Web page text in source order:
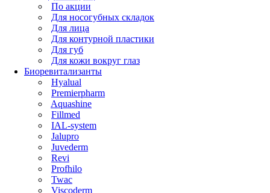
По акции
Для носогубных складок
Для лица
Для контурной пластики
Для губ
Для кожи вокруг глаз
Биоревитализанты
Hyalual
Premierpharm
Aquashine
Fillmed
IAL-system
Jalupro
Juvederm
Revi
Profhilo
Twac
Viscoderm